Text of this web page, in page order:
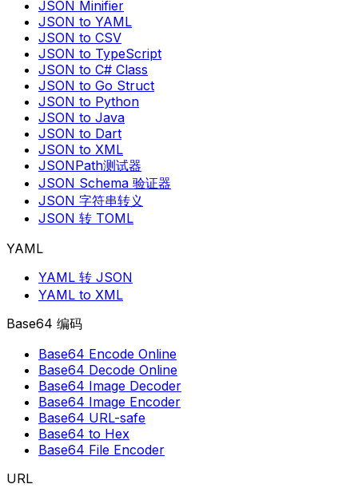
JSON Minifier
JSON to YAML
JSON to CSV
JSON to TypeScript
JSON to C# Class
JSON to Go Struct
JSON to Python
JSON to Java
JSON to Dart
JSON to XML
JSONPath测试器
JSON Schema 验证器
JSON 字符串转义
JSON 转 TOML
YAML
YAML 转 JSON
YAML to XML
Base64 编码
Base64 Encode Online
Base64 Decode Online
Base64 Image Decoder
Base64 Image Encoder
Base64 URL-safe
Base64 to Hex
Base64 File Encoder
URL